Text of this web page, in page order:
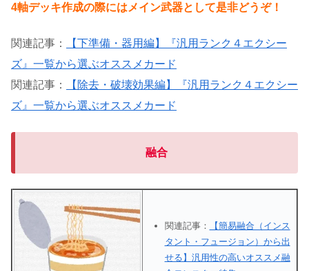
4軸デッキ作成の際にはメイン武器として是非どうぞ！
関連記事：
【下準備・器用編】『汎用ランク４エクシー
ズ』一覧から選ぶオススメカード
関連記事：
【除去・破壊効果編】『汎用ランク４エクシー
ズ』一覧から選ぶオススメカード
融合
関連記事：
【簡易融合（インス
タント・フュージョン）から出
せる】汎用性の高いオススメ融